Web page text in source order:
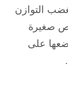
التوازن
صغيرة
على